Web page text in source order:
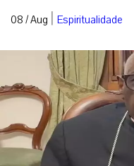
08 / Aug | Espiritualidade